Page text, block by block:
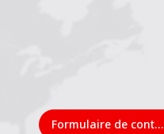
Formulaire de contact